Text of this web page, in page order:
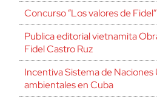
Concurso “Los valores de Fidel”
Publica editorial vietnamita
Fidel Castro Ruz
Incentiva Sistema de Naciones
ambientales en Cuba